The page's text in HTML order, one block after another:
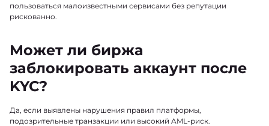
пользоваться малоизвестными сервисами без репутации
рискованно.
Может ли биржа
заблокировать аккаунт после
KYC?
Да, если выявлены нарушения правил платформы,
подозрительные транзакции или высокий AML-риск.